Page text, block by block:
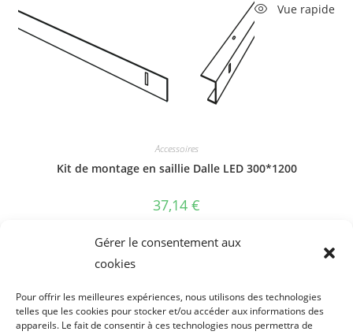
Gérer le consentement aux
cookies
Pour offrir les meilleures expériences, nous utilisons des technologies
telles que les cookies pour stocker et/ou accéder aux informations des
appareils. Le fait de consentir à ces technologies nous permettra de
Vue rapide
Accessoires
Kit de montage en saillie Dalle LED 300*1200
37,14 €
Ajouter au panier